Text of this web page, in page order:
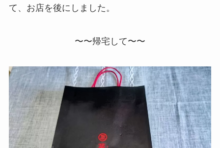
て、お店を後にしました。
〜〜帰宅して〜〜